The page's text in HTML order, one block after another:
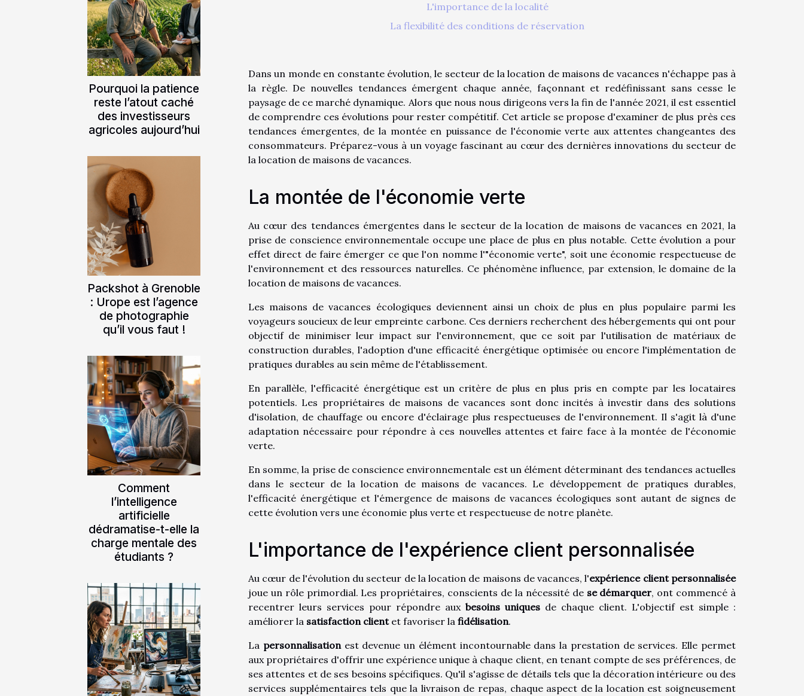
Pourquoi la patience
reste l’atout caché
des investisseurs
agricoles aujourd’hui
Packshot à Grenoble
: Urope est l’agence
de photographie
qu’il vous faut !
Comment
l’intelligence
artificielle
dédramatise-t-elle la
charge mentale des
étudiants ?
L'importance de la localité
La flexibilité des conditions de réservation
Dans un monde en constante évolution, le secteur de la location de maisons de vacances n'échappe pas à
la règle. De nouvelles tendances émergent chaque année, façonnant et redéfinissant sans cesse le
paysage de ce marché dynamique. Alors que nous nous dirigeons vers la fin de l'année 2021, il est essentiel
de comprendre ces évolutions pour rester compétitif. Cet article se propose d'examiner de plus près ces
tendances émergentes, de la montée en puissance de l'économie verte aux attentes changeantes des
consommateurs. Préparez-vous à un voyage fascinant au cœur des dernières innovations du secteur de
la location de maisons de vacances.
La montée de l'économie verte
Au cœur des tendances émergentes dans le secteur de la location de maisons de vacances en 2021, la
prise de conscience environnementale occupe une place de plus en plus notable. Cette évolution a pour
effet direct de faire émerger ce que l'on nomme l'"économie verte", soit une économie respectueuse de
l'environnement et des ressources naturelles. Ce phénomène influence, par extension, le domaine de la
location de maisons de vacances.
Les maisons de vacances écologiques deviennent ainsi un choix de plus en plus populaire parmi les
voyageurs soucieux de leur empreinte carbone. Ces derniers recherchent des hébergements qui ont pour
objectif de minimiser leur impact sur l'environnement, que ce soit par l'utilisation de matériaux de
construction durables, l'adoption d'une efficacité énergétique optimisée ou encore l'implémentation de
pratiques durables au sein même de l'établissement.
En parallèle, l'efficacité énergétique est un critère de plus en plus pris en compte par les locataires
potentiels. Les propriétaires de maisons de vacances sont donc incités à investir dans des solutions
d'isolation, de chauffage ou encore d'éclairage plus respectueuses de l'environnement. Il s'agit là d'une
adaptation nécessaire pour répondre à ces nouvelles attentes et faire face à la montée de l'économie
verte.
En somme, la prise de conscience environnementale est un élément déterminant des tendances actuelles
dans le secteur de la location de maisons de vacances. Le développement de pratiques durables,
l'efficacité énergétique et l'émergence de maisons de vacances écologiques sont autant de signes de
cette évolution vers une économie plus verte et respectueuse de notre planète.
L'importance de l'expérience client personnalisée
Au cœur de l'évolution du secteur de la location de maisons de vacances, l'expérience client personnalisée
joue un rôle primordial. Les propriétaires, conscients de la nécessité de se démarquer, ont commencé à
recentrer leurs services pour répondre aux besoins uniques de chaque client. L'objectif est simple :
améliorer la satisfaction clientet favoriser la fidélisation.
La personnalisationest devenue un élément incontournable dans la prestation de services. Elle permet
aux propriétaires d'offrir une expérience unique à chaque client, en tenant compte de ses préférences, de
ses attentes et de ses besoins spécifiques. Qu'il s'agisse de détails tels que la décoration intérieure ou des
services supplémentaires tels que la livraison de repas, chaque aspect de la location est soigneusement